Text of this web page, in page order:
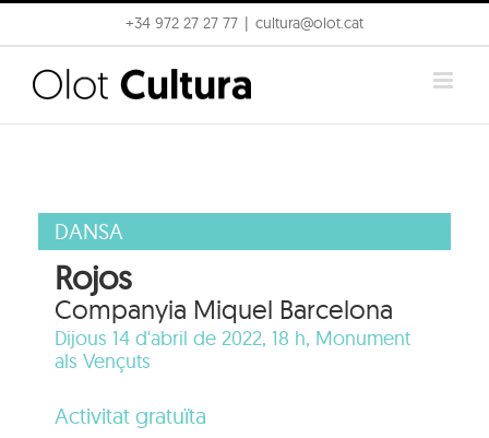
to
content
+34 972 27 27 77 cultura@olot.cat
DANSA
Rojos
Companyia Miquel Barcelona
Dijous 14 d'abril de 2022, 18 h, Monument
als Vençuts
Activitat gratuïta